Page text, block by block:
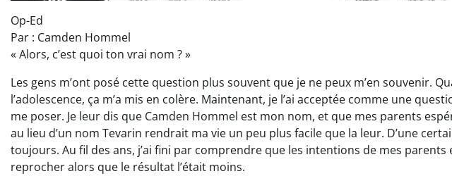
Op-Ed
Par : Camden Hommel
« Alors, c’est quoi ton vrai nom ? »
Les gens m’ont posé cette question plus souvent que je ne peux m’en souvenir.
l’adolescence, ça m’a mis en colère. Maintenant, je l’ai acceptée comme une
me poser. Je leur dis que Camden Hommel est mon nom, et que mes parents
au lieu d’un nom Tevarin rendrait ma vie un peu plus facile que la leur. D’une
toujours. Au fil des ans, j’ai fini par comprendre que les intentions de mes parents
reprocher alors que le résultat l’était moins.